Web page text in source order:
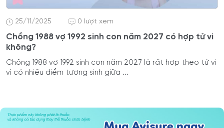
25/11/2025 0 lượt xem
Chồng 1988 vợ 1992 sinh con năm 2027 có hợp tử vi
không?
Chồng 1988 vợ 1992 sinh con năm 2027 là rất hợp theo tử vi
vì có nhiều điểm tương sinh giữa ...